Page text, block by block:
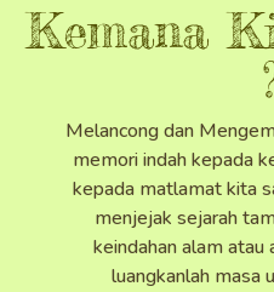
Kemana
Melancong dan
memori indah kepada
kepada matlamat kita
menjejak sejarah
keindahan alam atau
luangkanlah masa